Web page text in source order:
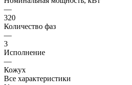
—
320
Количество фаз
—
3
Исполнение
—
Кожух
Все характеристики